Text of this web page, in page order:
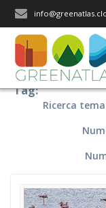
Tag:
Ricerca